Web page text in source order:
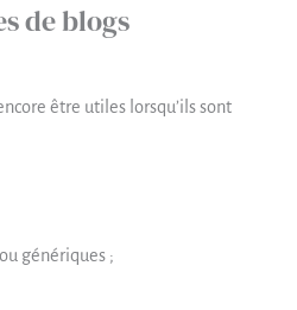
de blogs
être utiles lorsqu’ils sont
génériques ;